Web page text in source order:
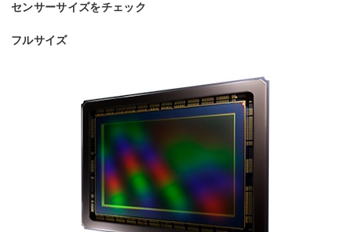
センサーサイズをチェック
フルサイズ